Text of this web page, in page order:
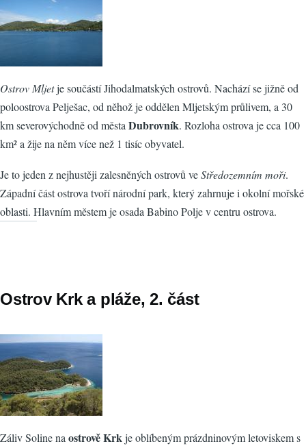
Ostrov Mljetje součástí Jihodalmatských ostrovů. Nachází se jižně od
poloostrova Pelješac, od něhož je oddělen Mljetským průlivem, a 30
km severovýchodně od městaDubrovník. Rozloha ostrova je cca 100
km² a žije na něm více než 1 tisíc obyvatel.
Je to jeden z nejhustěji zalesněných ostrovů veStředozemním moři.
Západní část ostrova tvoří národní park, který zahrnuje i okolní mořské
oblasti. Hlavním městem je osada Babino Polje v centru ostrova.
Ostrov Krk a pláže, 2. část
Záliv Soline na ostrově Krkje oblíbeným prázdninovým letoviskem s